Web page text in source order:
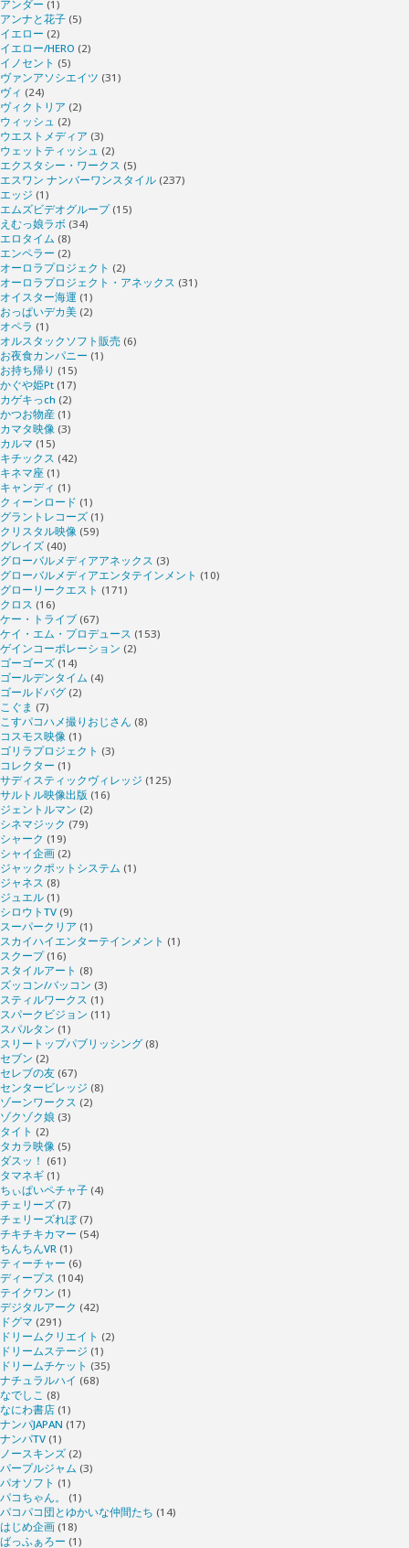
アンダー (1)
アンナと花子 (5)
イエロー (2)
イエロー/HERO (2)
イノセント (5)
ヴァンアソシエイツ (31)
ヴィ (24)
ヴィクトリア (2)
ウィッシュ (2)
ウエストメディア (3)
ウェットティッシュ (2)
エクスタシー・ワークス (5)
エスワン ナンバーワンスタイル (237)
エッジ (1)
エムズビデオグループ(15)
えむっ娘ラボ (34)
エロタイム (8)
エンペラー (2)
オーロラプロジェクト (2)
オーロラプロジェクト・アネックス (31)
オイスター海運 (1)
おっぱいデカ美 (2)
オペラ (1)
オルスタックソフト販売 (6)
お夜食カンパニー (1)
お持ち帰り (15)
かぐや姫Pt (17)
カゲキっch (2)
かつお物産 (1)
カマタ映像 (3)
カルマ (15)
キチックス (42)
キネマ座 (1)
キャンディ (1)
クィーンロード (1)
グラントレコーズ (1)
クリスタル映像 (59)
グレイズ (40)
グローバルメディアアネックス (3)
グローバルメディアエンタテインメント (10)
グローリークエスト (171)
クロス (16)
ケー・トライブ (67)
ケイ・エム・プロデュース (153)
ゲインコーポレーション (2)
ゴーゴーズ (14)
ゴールデンタイム (4)
ゴールドバグ (2)
こぐま (7)
こすパコハメ撮りおじさん (8)
コスモス映像 (1)
ゴリラプロジェクト (3)
コレクター (1)
サディスティックヴィレッジ (125)
サルトル映像出版 (16)
ジェントルマン (2)
シネマジック (79)
シャーク (19)
シャイ企画 (2)
ジャックポットシステム (1)
ジャネス (8)
ジュエル (1)
シロウトTV (9)
スーパークリア (1)
スカイハイエンターテインメント (1)
スクープ(16)
スタイルアート (8)
ズッコン/バッコン (3)
スティルワークス (1)
スパークビジョン (11)
スパルタン (1)
スリートップパブリッシング (8)
セブン (2)
セレブの友 (67)
センタービレッジ (8)
ゾーンワークス (2)
ゾクゾク娘 (3)
タイト (2)
タカラ映像 (5)
ダスッ！ (61)
タマネギ (1)
ちぃぱいペチャ子 (4)
チェリーズ (7)
チェリーズれぼ(7)
チキチキカマー (54)
ちんちんVR (1)
ティーチャー (6)
ディープス (104)
テイクワン (1)
デジタルアーク (42)
ドグマ (291)
ドリームクリエイト (2)
ドリームステージ (1)
ドリームチケット (35)
ナチュラルハイ (68)
なでしこ (8)
なにわ書店 (1)
ナンパJAPAN (17)
ナンパTV (1)
ノースキンズ (2)
パープルジャム (3)
パオソフト (1)
パコちゃん。
(1)
パコパコ団とゆかいな仲間たち (14)
はじめ企画 (18)
ばっふぁろー (1)